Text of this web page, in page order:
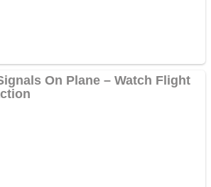
Covid-19: 755 de cazuri
noi în România
Răcitor de apă CW5000